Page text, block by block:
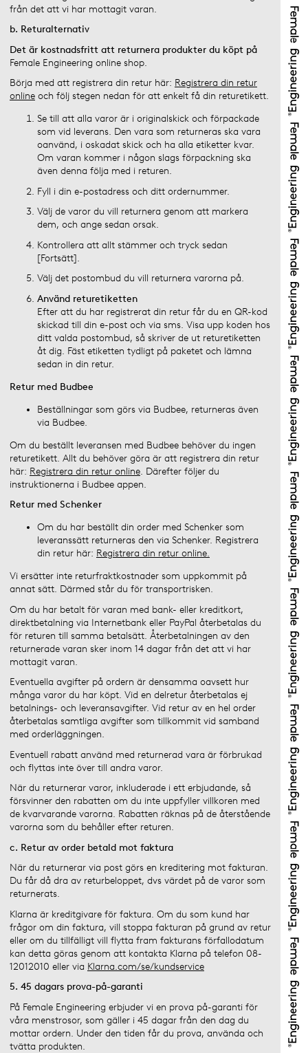
från det att vi har mottagit varan.
b. Returalternativ
Det är kostnadsfritt att returnera produkter du köpt på
Female Engineering online shop.
Börja med att registrera din retur här: Registrera din retur
online och följ stegen nedan för att enkelt få din returetikett.
Se till att alla varor är i originalskick och förpackade
som vid leverans. Den vara som returneras ska vara
oanvänd, i oskadat skick och ha alla etiketter kvar.
Om varan kommer i någon slags förpackning ska
även denna följa med i returen.
Fyll i din e-postadress och ditt ordernummer.
Välj de varor du vill returnera genom att markera
dem, och ange sedan orsak.
Kontrollera att allt stämmer och tryck sedan
[Fortsätt].
Välj det postombud du vill returnera varorna på.
Använd returetiketten
Efter att du har registrerat din retur får du en QR-kod
skickad till din e-post och via sms. Visa upp koden hos
ditt valda postombud, så skriver de ut returetiketten
åt dig. Fäst etiketten tydligt på paketet och lämna
sedan in din retur.
Retur med Budbee
Beställningar som görs via Budbee, returneras även
via Budbee.
Om du beställt leveransen med Budbee behöver du ingen
returetikett. Allt du behöver göra är att registrera din retur
här: Registrera din retur online. Därefter följer du
instruktionerna i Budbee appen.
Retur med Schenker
Om du har beställt din order med Schenker som
leveranssätt returneras den via Schenker. Registrera
din retur här: Registrera din retur online.
Vi ersätter inte returfraktkostnader som uppkommit på
annat sätt. Därmed står du för transportrisken.
Om du har betalt för varan med bank- eller kreditkort,
direktbetalning via Internetbank eller PayPal återbetalas du
för returen till samma betalsätt. Återbetalningen av den
returnerade varan sker inom 14 dagar från det att vi har
mottagit varan.
Eventuella avgifter på ordern är densamma oavsett hur
många varor du har köpt. Vid en delretur återbetalas ej
betalnings- och leveransavgifter. Vid retur av en hel order
återbetalas samtliga avgifter som tillkommit vid samband
med orderläggningen.
Eventuell rabatt använd med returnerad vara är förbrukad
och flyttas inte över till andra varor.
När du returnerar varor, inkluderade i ett erbjudande, så
försvinner den rabatten om du inte uppfyller villkoren med
de kvarvarande varorna. Rabatten räknas på de återstående
varorna som du behåller efter returen.
c. Retur av order betald mot faktura
När du returnerar via post görs en kreditering mot fakturan.
Du får då dra av returbeloppet, dvs värdet på de varor som
returnerats.
Klarna är kreditgivare för faktura. Om du som kund har
frågor om din faktura, vill stoppa fakturan på grund av retur
eller om du tillfälligt vill flytta fram fakturans förfallodatum
kan detta göras genom att kontakta Klarna på telefon 08-
12012010 eller via Klarna.com/se/kundservice
5. 45 dagars prova-på-garanti
På Female Engineering erbjuder vi en prova på-garanti för
våra menstrosor, som gäller i 45 dagar från den dag du
mottar ordern. Under den tiden får du prova, använda och
tvätta produkten.